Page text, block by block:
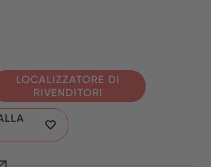
LOCALIZZATORE DI
RIVENDITORI